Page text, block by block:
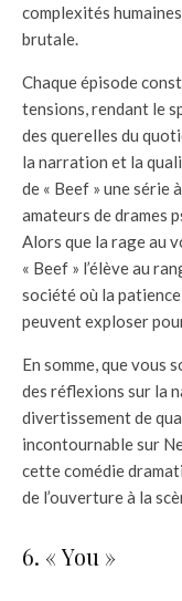
complexités
brutale.
Chaque épisode
tensions, rendant le
des querelles du
la narration et la
de « Beef » une série
amateurs de drames
Alors que la rage au
« Beef » l’élève au
société où la
peuvent exploser
En somme, que vous
des réflexions sur la
divertissement de
incontournable sur
cette comédie
de l’ouverture à la
6. « You »